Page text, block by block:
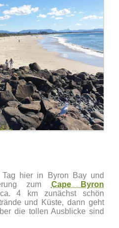
hier in Byron Bay und
zum Cape Byron
4 km zunächst schön
und Küste, dann geht
die tollen Ausblicke sind